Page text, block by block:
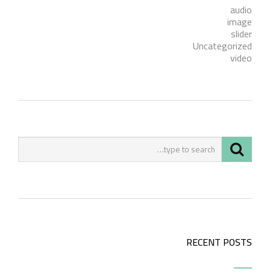
audio
image
slider
Uncategorized
video
RECENT POSTS